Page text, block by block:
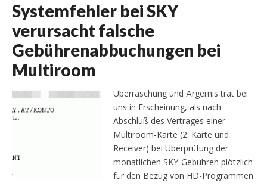
Systemfehler bei SKY
verursacht falsche
Gebührenabbuchungen bei
Multiroom
Überraschung und Ärgernis trat bei
uns in Erscheinung, als nach
Abschluß des Vertrages einer
Multiroom-Karte (2. Karte und
Receiver) bei Überprüfung der
monatlichen SKY-Gebühren plötzlich
für den Bezug von HD-Programmen